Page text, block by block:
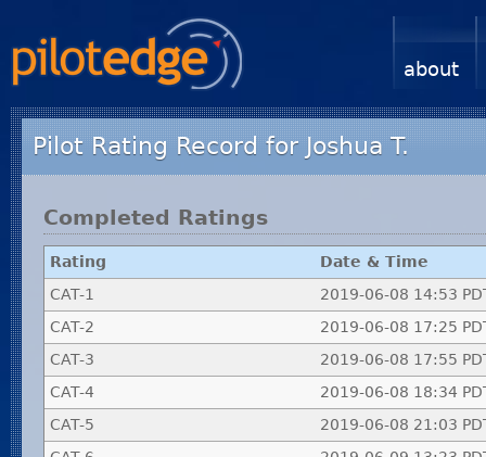
about
Pilot Rating Record for Joshua T.
Completed Ratings
Rating
Date & Time
CAT-1
2019-06-08 14:53
CAT-2
2019-06-08 17:25
CAT-3
2019-06-08 17:55
CAT-4
2019-06-08 18:34
CAT-5
2019-06-08 21:03